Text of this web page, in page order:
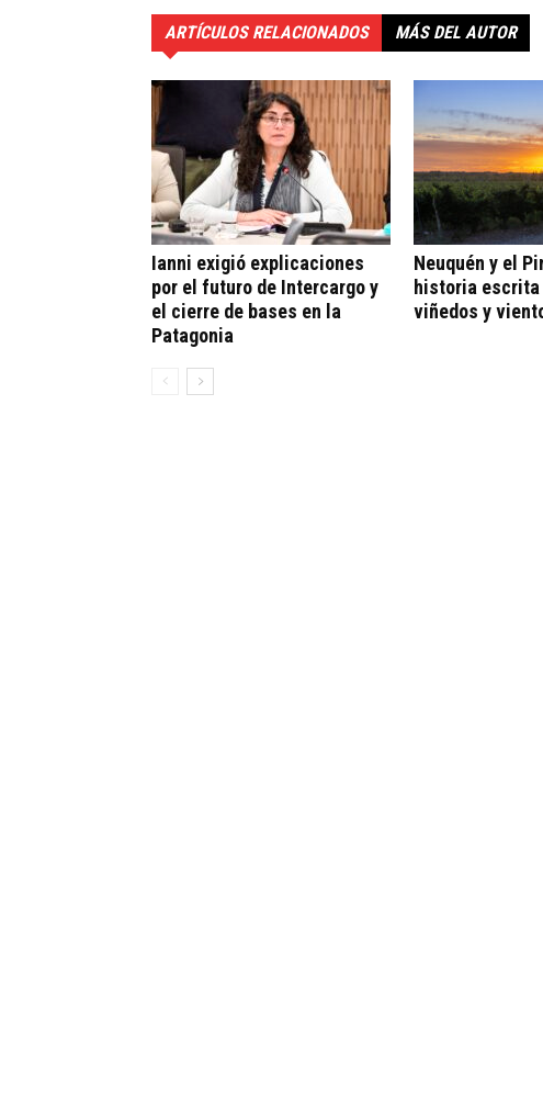
ARTÍCULOS RELACIONADOS MÁS DEL AUTOR
Ianni exigió explicaciones
por el futuro de Intercargo y
el cierre de bases en la
Patagonia
Neuquén y el
historia
viñedos y